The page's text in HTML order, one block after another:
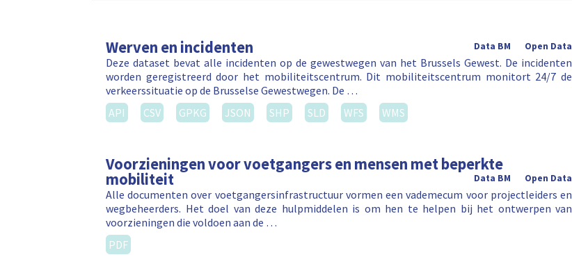
Werven en incidenten Open Data
Data BM
Deze dataset bevat alle incidenten op de gewestwegen van het Brussels Gewest. De incidenten
worden geregistreerd door het mobiliteitscentrum. Dit mobiliteitscentrum monitort 24/7 de
verkeerssituatie op de Brusselse Gewestwegen. De …
API
CSV GPKG JSON SHP SLD WFS WMS
Voorzieningen voor voetgangers en mensen met beperkte
mobiliteit Open Data
Data BM
Alle documenten over voetgangersinfrastructuur vormen een vademecum voor projectleiders en
wegbeheerders. Het doel van deze hulpmiddelen is om hen te helpen bij het ontwerpen van
voorzieningen die voldoen aan de …
PDF